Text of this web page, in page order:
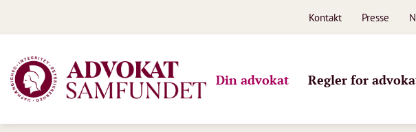
Kontakt Presse
Din advokat Regler for